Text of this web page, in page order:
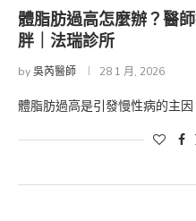
體脂肪過高怎麼辦？醫
胖｜法瑞診所
by吳芮醫師 28 1 月, 2026
體脂肪過高是引發慢性病的主